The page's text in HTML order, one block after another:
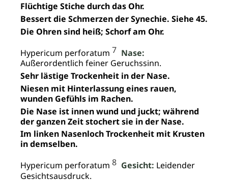
Flüchtige Stiche durch das Ohr.
Bessert die Schmerzen der Synechie. Siehe 45.
Die Ohren sind heiß; Schorf am Ohr.
Hypericum perforatum 7 Nase:
Außerordentlich feiner Geruchssinn.
Sehr lästige Trockenheit in der Nase.
Niesen mit Hinterlassung eines rauen,
wunden Gefühls im Rachen.
Die Nase ist innen wund und juckt; während
der ganzen Zeit stochert sie in der Nase.
Im linken Nasenloch Trockenheit mit Krusten
in demselben.
Hypericum perforatum 8 Gesicht: Leidender
Gesichtsausdruck.